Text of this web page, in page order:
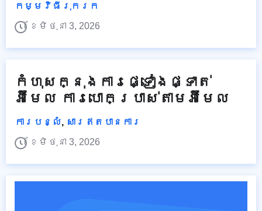
កម្មវិធីរុករក
ខែមិថុនា 3, 2026
កំហុសក្នុងការផ្ទៀងផ្ទាត់
អ៊ីមែល ការបោកប្រាស់តាមអ៊ីមែល
ការបន្លំ, សារឥតបានការ
ខែមិថុនា 3, 2026